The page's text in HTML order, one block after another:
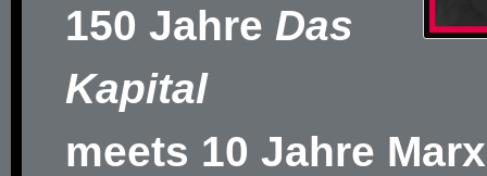
150 Jahre Das
Kapital
meets 10 Jahre